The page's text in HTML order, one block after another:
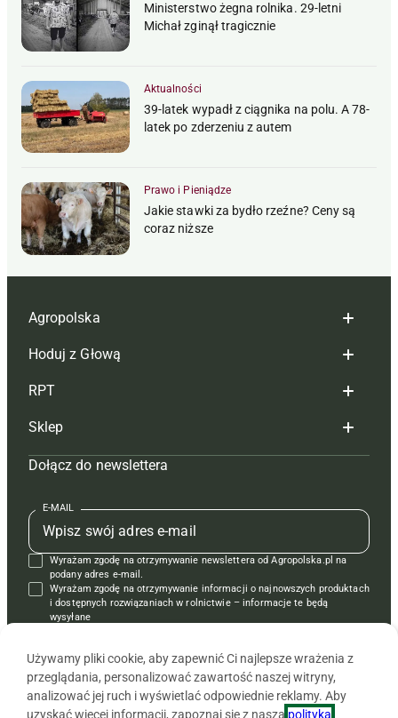
Ministerstwo żegna rolnika. 29-letni
Michał zginął tragicznie
Aktualności
39-latek wypadł z ciągnika na polu. A 78-
latek po zderzeniu z autem
Prawo i Pieniądze
Jakie stawki za bydło rzeźne? Ceny są
coraz niższe
Agropolska
Redakcja
Reklama
Tagi
Mapa serwisu
Kontakt
Regulamin
Polityka prywatności
Hoduj z Głową
Hoduj z głową bydło
Hoduj z głową świnie
Prenumerata
Redakcja
Kontakt
Reklama
RPT
Redakcja
Prenumerata
Reklama
Kontakt
Krzyżówki
Sklep
Czasopisma i prenumerata
Książki
Regulamin
Dołącz do newslettera
E-MAIL
Wyrażam zgodę na otrzymywanie newslettera od Agropolska.pl na
podany adres e-mail.
Wyrażam zgodę na otrzymywanie informacji o najnowszych produktach
i dostępnych rozwiązaniach w rolnictwie – informacje te będą
wysyłane
Używamy pliki cookie, aby zapewnić Ci najlepsze wrażenia z
przeglądania, personalizować zawartość naszej witryny,
analizować jej ruch i wyświetlać odpowiednie reklamy. Aby
uzyskać więcej informacji, zapoznaj się z naszą polityką